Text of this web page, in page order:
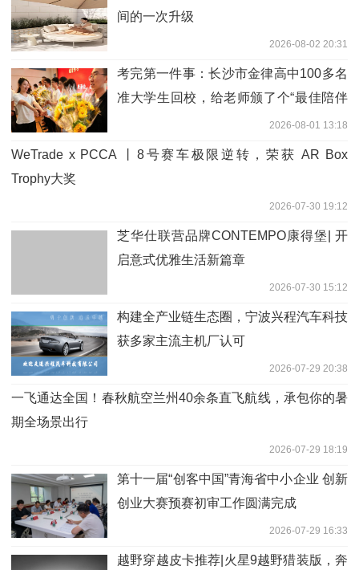
间的一次升级
2026-08-02 20:31
考完第一件事：长沙市金律高中100多名
准大学生回校，给老师颁了个“最佳陪伴
2026-08-01 13:18
WeTrade x PCCA 丨8号赛车极限逆转，荣获 AR Box
Trophy大奖
2026-07-30 19:12
芝华仕联营品牌CONTEMPO康得堡| 开
启意式优雅生活新篇章
2026-07-30 15:12
构建全产业链生态圈，宁波兴程汽车科技
获多家主流主机厂认可
2026-07-29 20:38
一飞通达全国！春秋航空兰州40余条直飞航线，承包你的暑
期全场景出行
2026-07-29 18:19
第十一届“创客中国”青海省中小企业 创新
创业大赛预赛初审工作圆满完成
2026-07-29 16:33
越野穿越皮卡推荐|火星9越野猎装版，奔